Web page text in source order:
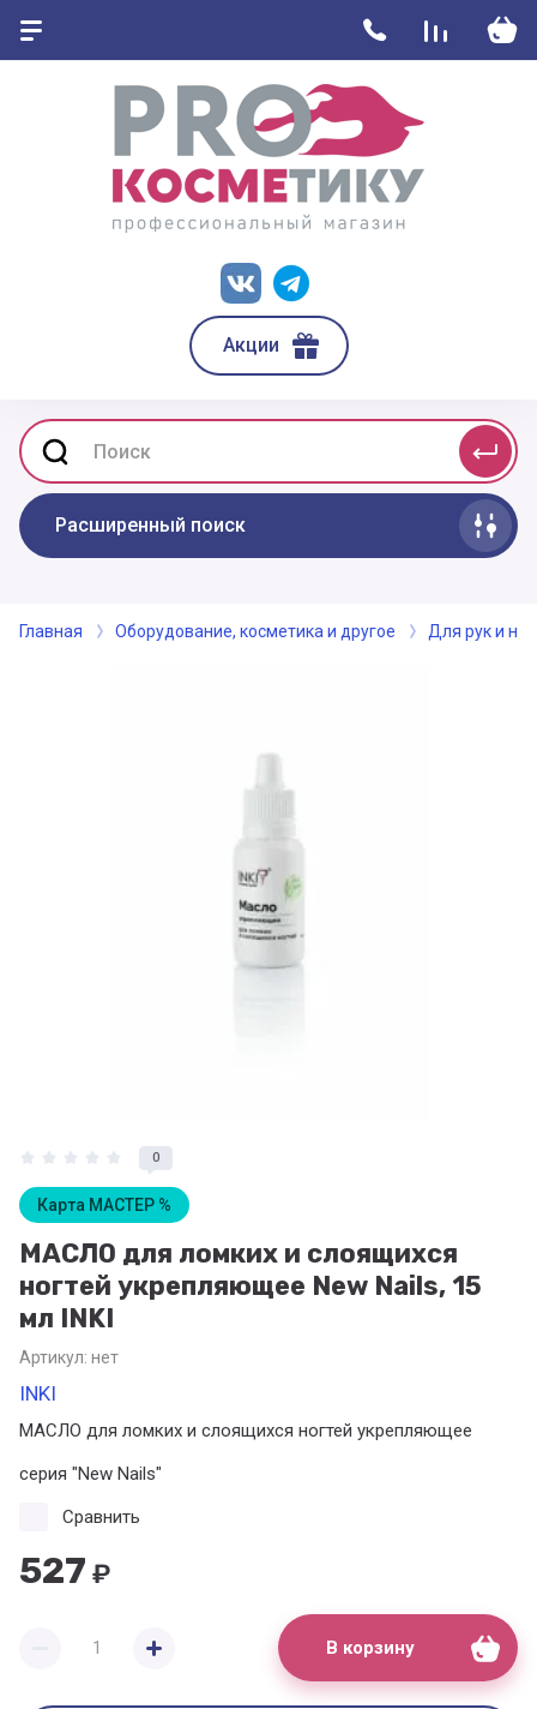
Акции
Расширенный поиск
Главная Оборудование, косметика и другое Для рук и ног
0
Карта МАСТЕР %
МАСЛО для ломких и слоящихся
ногтей укрепляющее New Nails, 15
мл INKI
Артикул: нет
INKI
МАСЛО для ломких и слоящихся ногтей укрепляющее
серия "New Nails"
527 ₽
Сравнить
В корзину